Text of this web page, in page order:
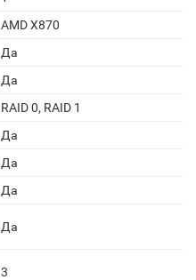
AMD X870
Да
Да
RAID 0, RAID 1
Да
Да
Да
Да
3